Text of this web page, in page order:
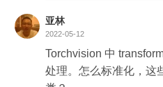
亚林
2022-05-12
Torchvision 中
处理。怎么标准化，这